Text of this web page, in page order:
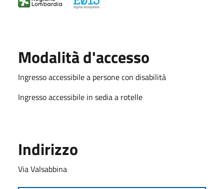
Modalità d'accesso
Ingresso accessibile a persone con disabilità
Ingresso accessibile in sedia a rotelle
Indirizzo
Via Valsabbina